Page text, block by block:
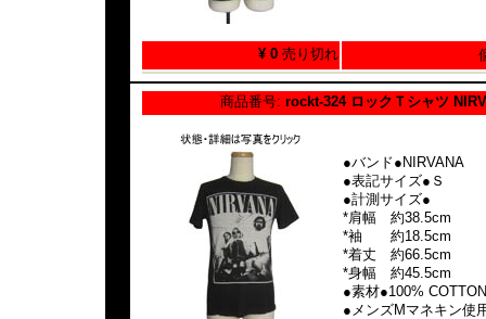
¥ 0 売り切れ
商品番号: rockt-324 ロックＴシャツ
●バンド●NIRVANA
●表記サイズ●Ｓ
●計測サイズ●
*肩幅 約38.5cm
*袖 約18.5cm
*着丈 約66.5cm
*身幅 約45.5cm
●素材●100% COTTON
●メンズMマネキン使